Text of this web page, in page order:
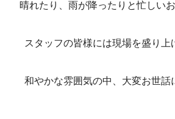
晴れたり、雨が降ったりと忙しいお
スタッフの皆様には現場を盛り上
和やかな雰囲気の中、大変お世話